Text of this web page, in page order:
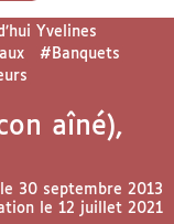
Yvelines
#Banquets
aîné),
30 septembre 2013
le 12 juillet 2021